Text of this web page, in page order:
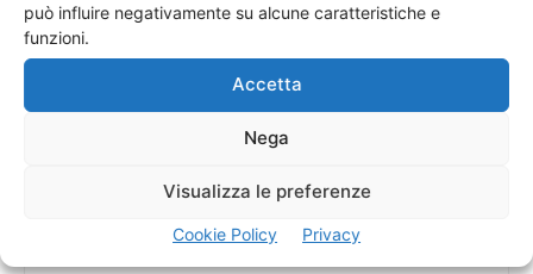
può influire negativamente su alcune caratteristiche e
funzioni.
Accetta
Nega
Visualizza le preferenze
Cookie Policy Privacy
Domenico Preziosi